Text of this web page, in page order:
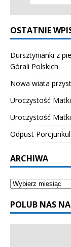
OSTATNIE
Dursztynianki z
Górali Polskich
Nowa wiata
Uroczystość
Uroczystość
Odpust
ARCHIWA
POLUB NAS